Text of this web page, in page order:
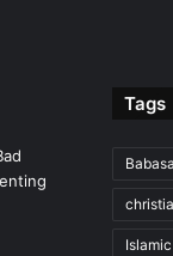
Tags